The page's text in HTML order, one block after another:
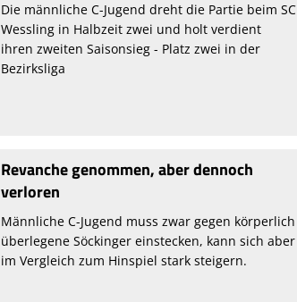
Die männliche C-Jugend dreht die Partie beim SC
Wessling in Halbzeit zwei und holt verdient
ihren zweiten Saisonsieg - Platz zwei in der
Bezirksliga
Revanche genommen, aber dennoch
verloren
Männliche C-Jugend muss zwar gegen körperlich
überlegene Söckinger einstecken, kann sich aber
im Vergleich zum Hinspiel stark steigern.